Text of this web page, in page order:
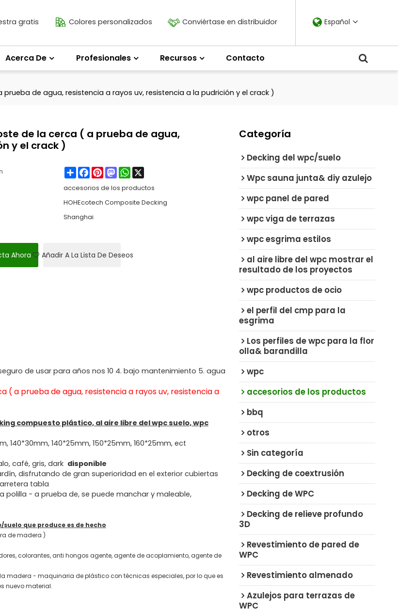
gratis Colores personalizados Conviértase en distribuidor
Acerca De Profesionales Recursos Contacto
Español
de agua, resistencia a rayos uv, resistencia a la pudrición y el crack )
de la cerca ( a prueba de agua,
y el crack )
ShareFacebook
PinterestMastodonWhatsApp
accesorios de los productos
HOHEcotech Composite Decking
Shanghai
Ahora Añadir A La Lista De Deseos
de usar para años nos 10 4. bajo mantenimiento 5. agua
a prueba de agua, resistencia a rayos uv, resistencia a
compuesto plástico, al aire libre del wpc suelo, wpc
140*30mm, 140*25mm, 150*25mm, 160*25mm, ect
café, gris, dark disponible
disfrutando de gran superioridad en el exterior cubiertas
tabla
polilla - a prueba de, se puede manchar y maleable,
que produce es de hecho
de madera )
colorantes, anti hongos agente, agente de acoplamiento, agente de
madera - maquinaria de plástico con técnicas especiales, por lo que es
nuevo material.
Categoría
Decking del wpc/suelo
Wpc sauna junta& diy azulejo
wpc panel de pared
wpc viga de terrazas
wpc esgrima estilos
al aire libre del wpc mostrar el
resultado de los proyectos
wpc productos de ocio
el perfil del cmp para la
esgrima
Los perfiles de wpc para la flor
olla& barandilla
wpc
accesorios de los productos
bbq
otros
Sin categoría
Decking de coextrusión
Decking de WPC
Decking de relieve profundo
3D
Revestimiento de pared de
WPC
Revestimiento almenado
Azulejos para terrazas de
WPC